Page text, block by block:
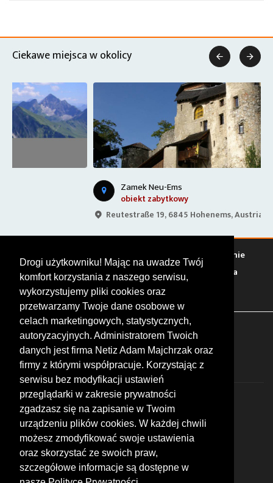
Drogi użytkowniku! Mając na uwadze Twój
komfort korzystania z naszego serwisu,
wykorzystujemy pliki cookies oraz
przetwarzamy Twoje dane osobowe w
celach marketingowych, statystycznych,
autoryzacyjnych. Administratorem Twoich
danych jest firma Netiz Adam Majchrzak oraz
firmy z którymi współpracuje. Korzystając z
serwisu bez modyfikacji ustawień
przeglądarki w zakresie prywatności
zgadzasz się na zapisanie w Twoim
urządzeniu plików cookies. W każdej chwili
możesz zmodyfikować swoje ustawienia
oraz skorzystać ze swoich praw,
szczegółowe informacje są dostępne w
Ciekawe miejsca w okolicy
Zamek Neu-Ems
obiekt zabytkowy
Reutestraße 19, 6845 Hohenems, Austria
 
Warto zobaczyć Serwisy Stacje paliw
Jedzenie
Bary Zakwaterowanie Tory Zloty Rajdy
Spotkania
Targi Giełdy Szkolenia
FOLLOW US
© 2026 by MotoWhizzer.com
All rights reserved.